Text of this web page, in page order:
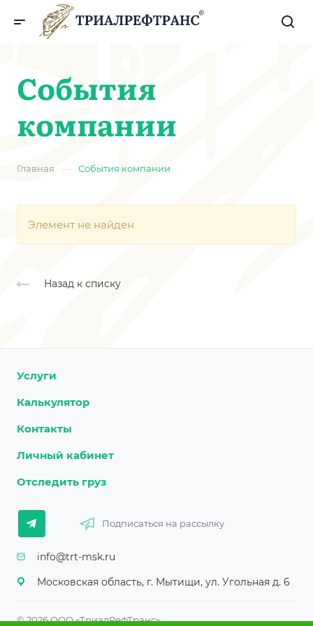
События
компании
Главная — События компании
Элемент не найден
Назад к списку
Услуги
Калькулятор
Контакты
Личный кабинет
Отследить груз
Подписаться на рассылку
info@trt-msk.ru
Московская область, г. Мытищи, ул. Угольная д. 6
© 2026 ООО «ТриалРефТранс»